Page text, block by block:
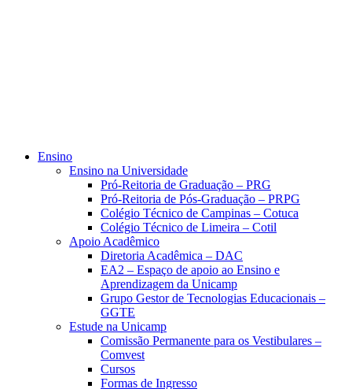
Ensino
Ensino na Universidade
Pró-Reitoria de Graduação – PRG
Pró-Reitoria de Pós-Graduação – PRPG
Colégio Técnico de Campinas – Cotuca
Colégio Técnico de Limeira – Cotil
Apoio Acadêmico
Diretoria Acadêmica – DAC
EA2 – Espaço de apoio ao Ensino e
Aprendizagem da Unicamp
Grupo Gestor de Tecnologias Educacionais –
GGTE
Estude na Unicamp
Comissão Permanente para os Vestibulares –
Comvest
Cursos
Formas de Ingresso